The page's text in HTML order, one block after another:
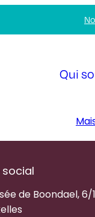
Qui
social
de Boondael, 6/